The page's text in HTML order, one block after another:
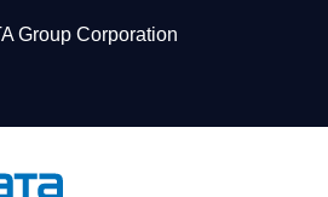
Group Corporation